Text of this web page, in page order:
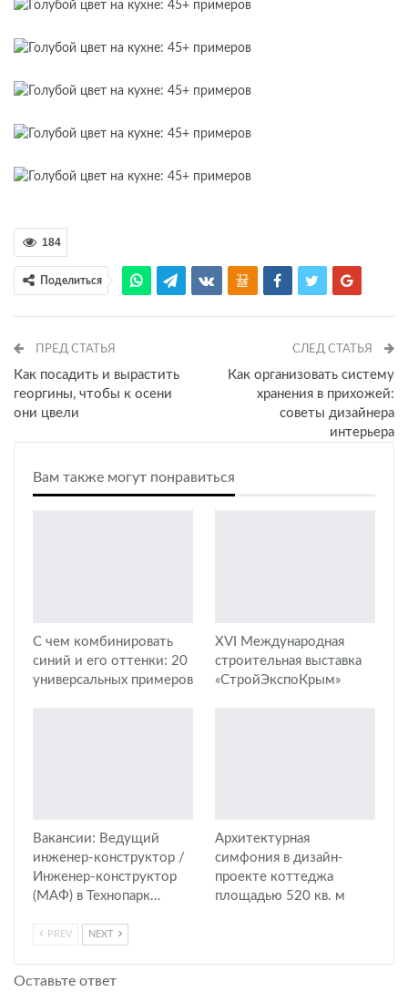
184
Поделиться
ПРЕД СТАТЬЯ
Как посадить и вырастить
георгины, чтобы к осени
они цвели
СЛЕД СТАТЬЯ
Как организовать систему
хранения в прихожей:
советы дизайнера
интерьера
Вам также могут понравиться
С чем комбинировать
синий и его оттенки: 20
универсальных примеров
XVI Международная
строительная выставка
«СтройЭкспоКрым»
Вакансии: Ведущий
инженер-конструктор /
Инженер-конструктор
(МАФ) в Технопарк…
Архитектурная
симфония в дизайн-
проекте коттеджа
площадью 520 кв. м
PREV NEXT
Оставьте ответ